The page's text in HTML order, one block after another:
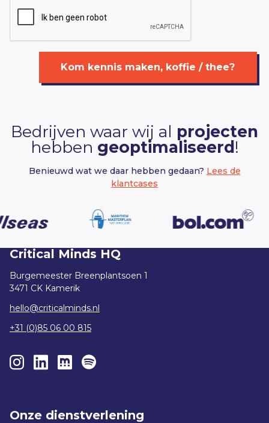
Kom kennis maken, koffie / thee?
Bedrijven waar wij al projecten
hebben geoptimaliseerd !
Benieuwd wat we daar hebben gedaan? Lees de
klantcases
Onze dienstverlening
Critical Minds HQ
Burgemeester Breenplantsoen 1
3471 CK Kamerik
hello@criticalminds.nl
+31 (0)85 06 00 815